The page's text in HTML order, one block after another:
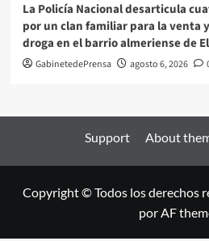
La Policía Nacional desarticula
por un clan familiar para la venta
droga en el barrio almeriense de
GabinetedePrensa agosto 6, 2026
Support About
Copyright © Todos los derechos
por AF